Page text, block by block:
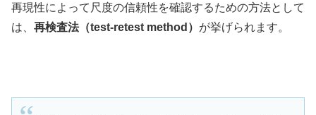
再現性によって尺度の信頼性を確認するための方法として
は、 再検査法（test-retest method） が挙げられます。